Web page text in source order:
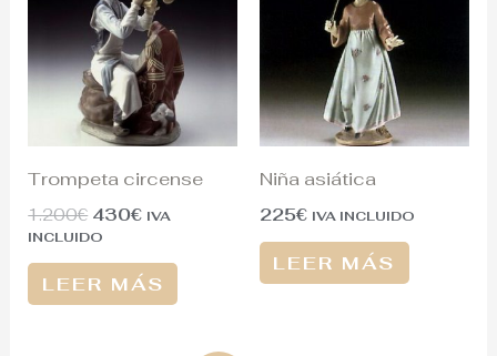
Trompeta circense
1.200€
era:
1.200€.
430€
es:
430€.
IVA
INCLUIDO
LEER MÁS
Niña asiática
225€ IVA INCLUIDO
LEER MÁS